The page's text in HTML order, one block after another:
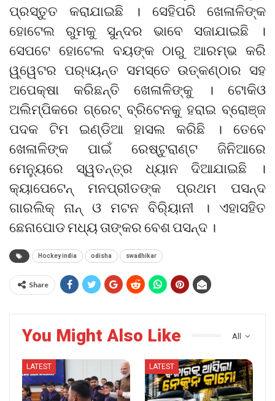
ପ୍ରସ୍ତୁତ କରାଯାଇଛି । ସେହିପରି ଖେଳାଳିଙ୍କ
ହୋଟେଲ ରୁମକୁ ସୁନ୍ଦର ଭାବେ ସଜାଯାଇଛି ।
ସେପଟେ ହୋଟେଲ ବୟଙ୍କ ଠାରୁ ଆରମ୍ଭ କରି
ୱ୍ୱେଟର ପର‌୍ୟ୍ୟନ୍ତ ସମସ୍ତେ ଉତ୍କଣ୍ଠାର ସହ
ଅପେକ୍ଷା କରିଛନ୍ତି ଖେଳାଳିଙ୍କୁ । ଟୋକିଓ
ଅଲିମ୍ପିକରେ ଗ୍ରେଟ୍ ବ୍ରିଟେନକୁ ହରାଇ ବ୍ରୋଞ୍ଜ
ପଦକ ଟିମ ଇଣ୍ଡିଆ ହାସଲ କରିଛି । ତେବେ
ଖେଳାଳିଙ୍କ ପାଇଁ ରେଷ୍ଟୁରାଣ୍ଟ ଜିନିଆରେ
ମେନ୍ୟୁରେ ସ୍ୱତନ୍ତ୍ର ଧ୍ୟାନ ଦିଆଯାଇଛି ।
କ୍ୟାପେଟେନ୍ ମନପ୍ରୀତଙ୍କ ପ୍ରଥମ ପସନ୍ଦ
ଗାରଲିକ୍ ନାନ୍ ଓ ମଟନ ବିର‌୍ୟିାନୀ । ଏହାସହିତ
ଛେନାପୋଡ ମଧ୍ୟ ତାଙ୍କର ବେଶ ପସନ୍ଦ ।
Hockey india odisha swadhikar
Share
All
You Might Also Like
LATEST LATEST